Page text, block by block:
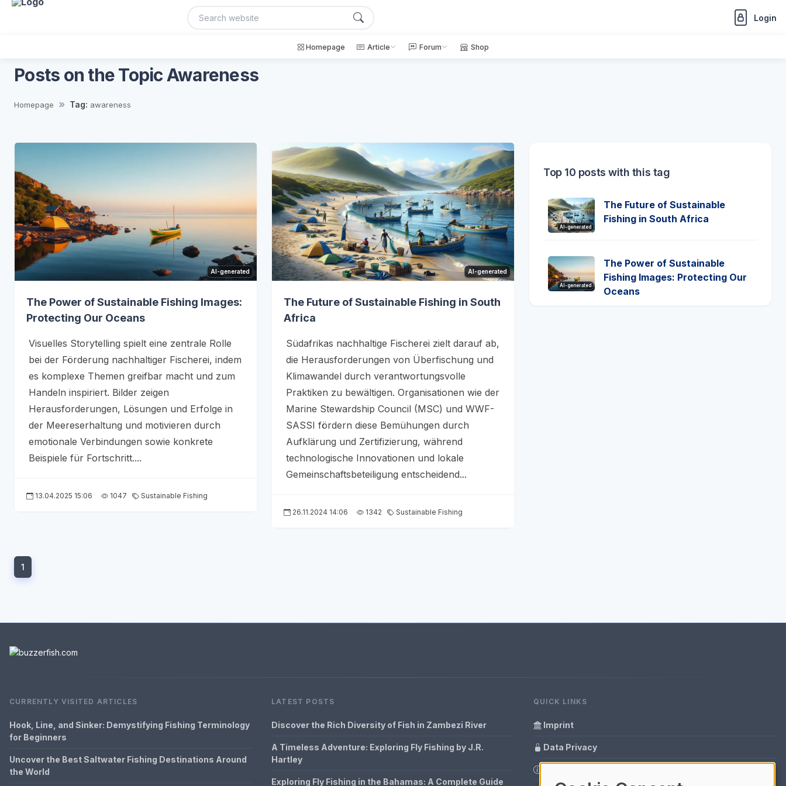
Login
Homepage Article Forum Shop
Posts on the Topic Awareness
Homepage Tag: awareness
AI-generated
The Power of Sustainable Fishing Images:
Protecting Our Oceans
Visuelles Storytelling spielt eine zentrale Rolle
bei der Förderung nachhaltiger Fischerei, indem
es komplexe Themen greifbar macht und zum
Handeln inspiriert. Bilder zeigen
Herausforderungen, Lösungen und Erfolge in
der Meereserhaltung und motivieren durch
emotionale Verbindungen sowie konkrete
Beispiele für Fortschritt....
13.04.2025 15:06 1047 Sustainable Fishing
AI-generated
The Future of Sustainable Fishing in South
Africa
Südafrikas nachhaltige Fischerei zielt darauf ab,
die Herausforderungen von Überfischung und
Klimawandel durch verantwortungsvolle
Praktiken zu bewältigen. Organisationen wie der
Marine Stewardship Council (MSC) und WWF-
SASSI fördern diese Bemühungen durch
Aufklärung und Zertifizierung, während
technologische Innovationen und lokale
Gemeinschaftsbeteiligung entscheidend...
26.11.2024 14:06 1342 Sustainable Fishing
Top 10 posts with this tag
AI-generated
The Future of Sustainable
Fishing in South Africa
AI-generated
The Power of Sustainable
Fishing Images: Protecting Our
Oceans
1
CURRENTLY VISITED ARTICLES
Hook, Line, and Sinker: Demystifying Fishing Terminology
for Beginners
Uncover the Best Saltwater Fishing Destinations Around
the World
LATEST POSTS
Discover the Rich Diversity of Fish in Zambezi River
A Timeless Adventure: Exploring Fly Fishing by J.R.
Hartley
Exploring Fly Fishing in the Bahamas: A Complete Guide
QUICK LINKS
Imprint
Data Privacy